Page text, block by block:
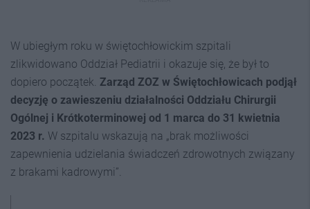
W ubiegłym roku w świętochłowickim szpitali
zlikwidowano Oddział Pediatrii i okazuje się, że był to
dopiero początek. Zarząd ZOZ w Świętochłowicach podjął
decyzję o zawieszeniu działalności Oddziału Chirurgii
Ogólnej i Krótkoterminowej od 1 marca do 31 kwietnia
2023 r. W szpitalu wskazują na „brak możliwości
zapewnienia udzielania świadczeń zdrowotnych związany
z brakami kadrowymi”.